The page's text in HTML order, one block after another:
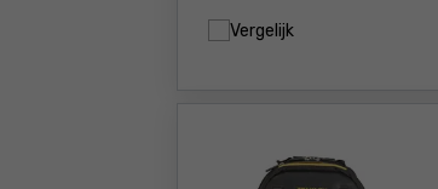
Vergelijk